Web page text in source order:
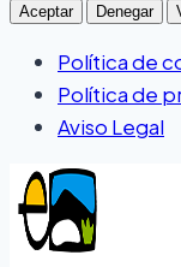
Aceptar Denegar
Política de
Política de
Aviso Legal